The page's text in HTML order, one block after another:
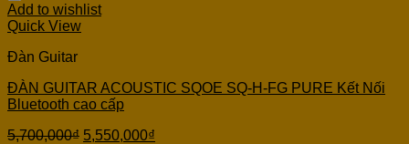
Add to wishlist
Quick View
Đàn Guitar
ĐÀN GUITAR ACOUSTIC SQOE SQ-H-FG PURE Kết Nối
Bluetooth cao cấp
5,700,000₫ 5,550,000₫